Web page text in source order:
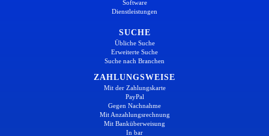
Software
Dienstleistungen
SUCHE
Übliche Suche
Erweiterte Suche
Suche nach Branchen
ZAHLUNGSWEISE
Mit der Zahlungskarte
PayPal
Gegen Nachnahme
Mit Anzahlungsrechnung
Mit Banküberweisung
In bar